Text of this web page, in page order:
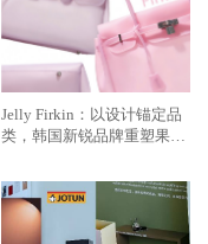
Jelly Firkin：以设计锚定品
类，韩国新锐品牌重塑果冻